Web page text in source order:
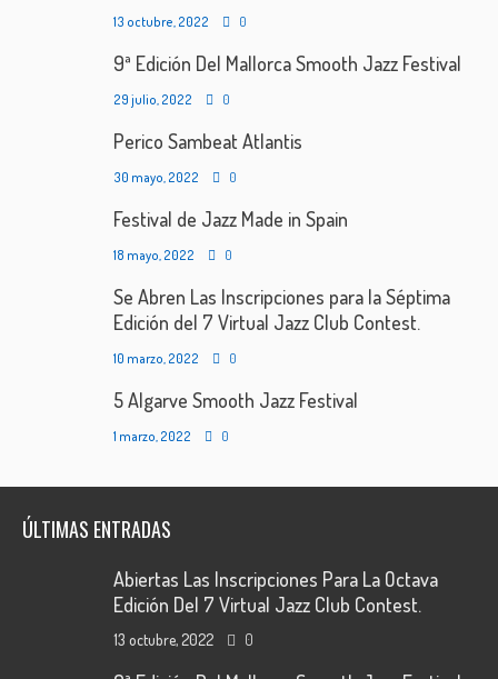
13 octubre, 2022 0
9ª Edición Del Mallorca Smooth Jazz Festival
29 julio, 2022 0
Perico Sambeat Atlantis
30 mayo, 2022 0
Festival de Jazz Made in Spain
18 mayo, 2022 0
Se Abren Las Inscripciones para la Séptima
Edición del 7 Virtual Jazz Club Contest.
10 marzo, 2022 0
5 Algarve Smooth Jazz Festival
1 marzo, 2022 0
ÚLTIMAS ENTRADAS
Abiertas Las Inscripciones Para La Octava
Edición Del 7 Virtual Jazz Club Contest.
13 octubre, 2022 0